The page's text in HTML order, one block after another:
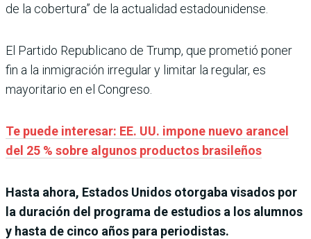
de la cobertura” de la actualidad estadounidense.
El Partido Republicano de Trump, que prometió poner
fin a la inmigración irregular y limitar la regular, es
mayoritario en el Congreso.
Te puede interesar: EE. UU. impone nuevo arancel
del 25 % sobre algunos productos brasileños
Hasta ahora, Estados Unidos otorgaba visados por
la duración del programa de estudios a los alumnos
y hasta de cinco años para periodistas.